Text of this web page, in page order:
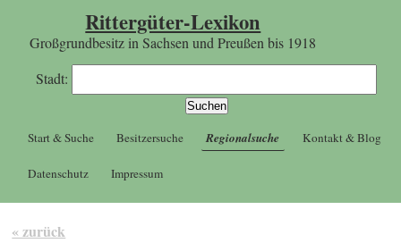
Rittergüter-Lexikon
Großgrundbesitz in Sachsen und Preußen bis 1918
Stadt:
Start & Suche Besitzersuche Regionalsuche Kontakt & Blog
Datenschutz Impressum
« zurück